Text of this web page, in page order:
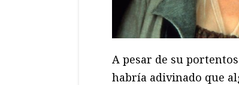
A pesar de su
habría adivinado que